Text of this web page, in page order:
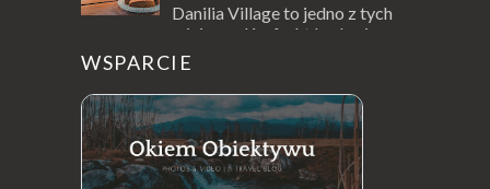
Danilia Village to jedno z tych
miejsc na Korfu, które kryje w
sobie wiele tajemnic i historii, a przy tym
jest doskonale znane miłośnikom f...
WSPARCIE